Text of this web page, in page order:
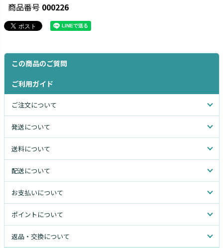
商品番号 000226
この商品のご質問
ご利用ガイド
ご注文について
発送について
送料について
配送について
お支払いについて
ポイントについて
返品・交換について